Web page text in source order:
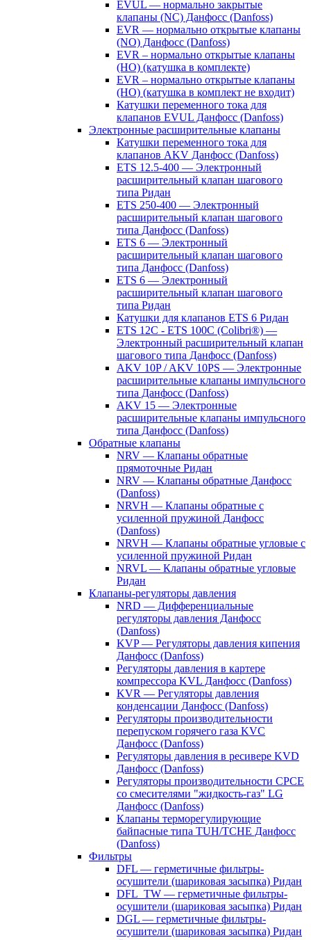
EVUL — нормально закрытые
клапаны (NC) Данфосс (Danfoss)
EVR — нормально открытые клапаны
(NO) Данфосс (Danfoss)
EVR – нормально открытые клапаны
(НО) (катушка в комплекте)
EVR – нормально открытые клапаны
(НО) (катушка в комплект не входит)
Катушки переменного тока для
клапанов EVUL Данфосс (Danfoss)
Электронные расширительные клапаны
Катушки переменного тока для
клапанов AKV Данфосс (Danfoss)
ETS 12.5-400 — Электронный
расширительный клапан шагового
типа Ридан
ETS 250-400 — Электронный
расширительный клапан шагового
типа Данфосс (Danfoss)
ETS 6 — Электронный
расширительный клапан шагового
типа Данфосс (Danfoss)
ETS 6 — Электронный
расширительный клапан шагового
типа Ридан
Катушки для клапанов ETS 6 Ридан
ETS 12C - ETS 100C (Colibri®) —
Электронный расширительный клапан
шагового типа Данфосс (Danfoss)
AKV 10P / AKV 10PS — Электронные
расширительные клапаны импульсного
типа Данфосс (Danfoss)
AKV 15 — Электронные
расширительные клапаны импульсного
типа Данфосс (Danfoss)
Обратные клапаны
NRV — Клапаны обратные
прямоточные Ридан
NRV — Клапаны обратные Данфосс
(Danfoss)
NRVH — Клапаны обратные с
усиленной пружиной Данфосс
(Danfoss)
NRVH — Клапаны обратные угловые с
усиленной пружиной Ридан
NRVL — Клапаны обратные угловые
Ридан
Клапаны-регуляторы давления
NRD — Дифференциальные
регуляторы давления Данфосс
(Danfoss)
KVP — Регуляторы давления кипения
Данфосс (Danfoss)
Регуляторы давления в картере
компрессора KVL Данфосс (Danfoss)
KVR — Регуляторы давления
конденсации Данфосс (Danfoss)
Регуляторы производительности
перепуском горячего газа KVC
Данфосс (Danfoss)
Регуляторы давления в ресивере KVD
Данфосс (Danfoss)
Регуляторы производительности CPCE
со смесителями "жидкость-газ" LG
Данфосс (Danfoss)
Клапаны терморегулирующие
байпасные типа TUH/TCHE Данфосс
(Danfoss)
Фильтры
DFL — герметичные фильтры-
осушители (шариковая засыпка) Ридан
DFL_TW — герметичные фильтры-
осушители (шариковая засыпка) Ридан
DGL — герметичные фильтры-
осушители (шариковая засыпка) Ридан